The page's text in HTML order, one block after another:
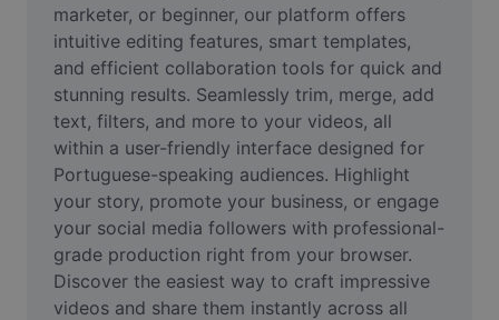
AI People Remover
AI Inpainting
Face Cutout
Vídeo
Remover plano de fundo de vídeo
Aprimorar qualidade
marketer, or beginner, our platform offers
intuitive editing features, smart templates,
and efficient collaboration tools for quick and
stunning results. Seamlessly trim, merge, add
text, filters, and more to your videos, all
within a user-friendly interface designed for
Portuguese-speaking audiences. Highlight
your story, promote your business, or engage
your social media followers with professional-
grade production right from your browser.
Discover the easiest way to craft impressive
videos and share them instantly across all